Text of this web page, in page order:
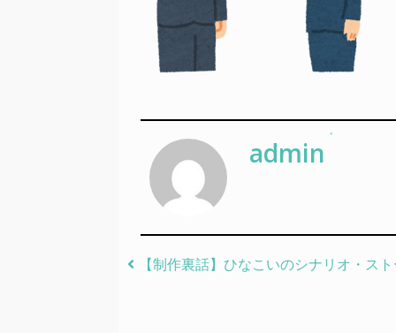
admin
Post navigation
【制作裏話】ひなこいのシナリオ・ス